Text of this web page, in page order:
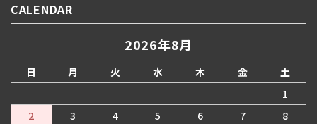
CALENDAR
2026年8月
日 月 火 水 木 金
土
1
2
3 4 5 6 7
8